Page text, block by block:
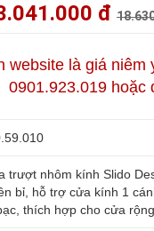
đ
website là giá
0901.923.019 hoặc
trượt nhôm kính Slido
bỉ, hỗ trợ cửa kính 1
thích hợp cho cửa